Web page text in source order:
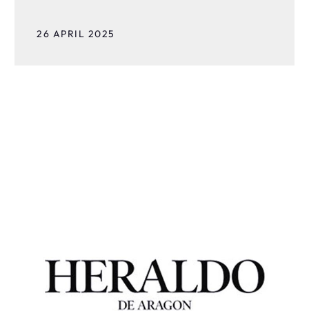
26 APRIL 2025